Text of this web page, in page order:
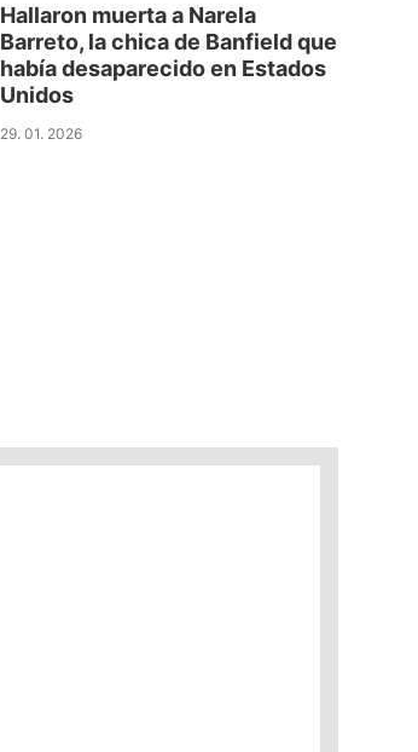
Hallaron muerta a Narela
Barreto, la chica de Banfield que
había desaparecido en Estados
Unidos
29. 01. 2026